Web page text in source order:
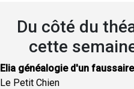
Du côté du
cette
Elia généalogie d'un faussaire
Le Petit Chien